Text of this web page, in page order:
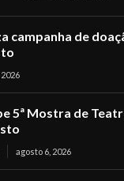
campanha de
5ª Mostra de
agosto 6, 2026